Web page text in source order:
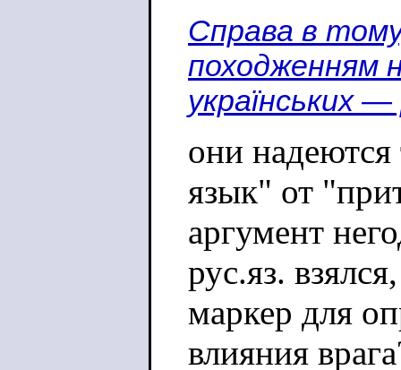
Справа в
походженням
українських
они
язык" от
аргумент
рус.яз.
маркер для
влияния